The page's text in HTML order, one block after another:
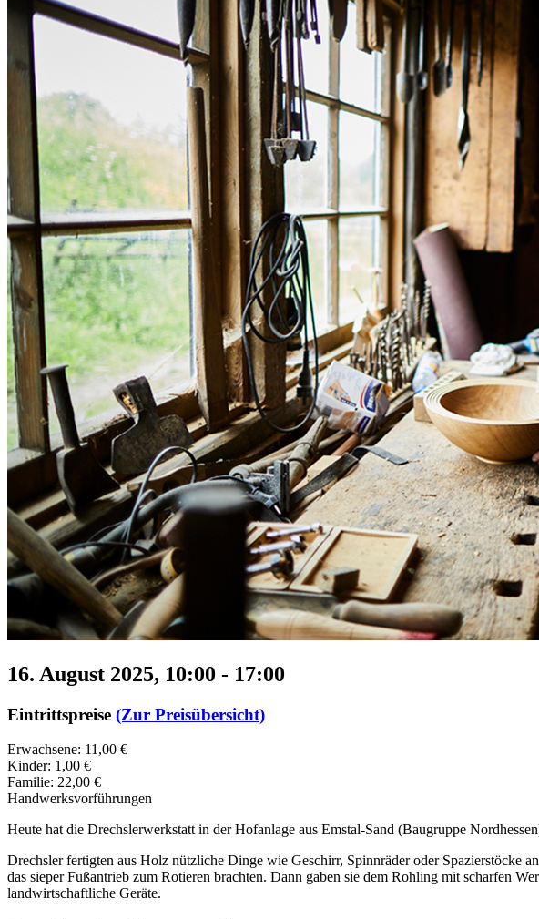
16. August 2025, 10:00 - 17:00
Eintrittspreise (Zur Preisübersicht)
Erwachsene: 11,00 €
Kinder: 1,00 €
Familie: 22,00 €
Handwerksvorführungen
Heute hat die Drechslerwerkstatt in der Hofanlage aus Emstal-Sand (Baugruppe
Drechsler fertigten aus Holz nützliche Dinge wie Geschirr, Spinnräder oder Spazierstöcke
das sieper Fußantrieb zum Rotieren brachten. Dann gaben sie dem Rohling mit scharfen
landwirtschaftliche Geräte.